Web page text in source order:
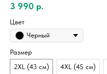
3 990 р.
Цвет
Черный
Размер
2XL (43 см)
4XL (45 см)